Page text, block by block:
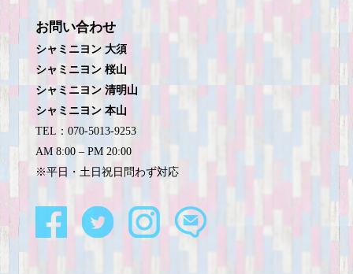
お問い合わせ
シャミニヨン 大須
シャミニヨン 桜山
シャミニヨン 清明山
シャミニヨン 本山
TEL：070-5013-9253
AM 8:00 – PM 20:00
※平日・土日祝日問わず対応